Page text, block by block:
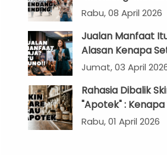
Produk Murah
Rabu, 08 April 2026
Jualan Manfaat
Alasan Kenapa
Kosmetik, Brand
“Wow”
Jumat, 03 April
Rahasia Dibalik
"Apotek" :
Kimia Malah Bikin
Rabu, 01 April 2026